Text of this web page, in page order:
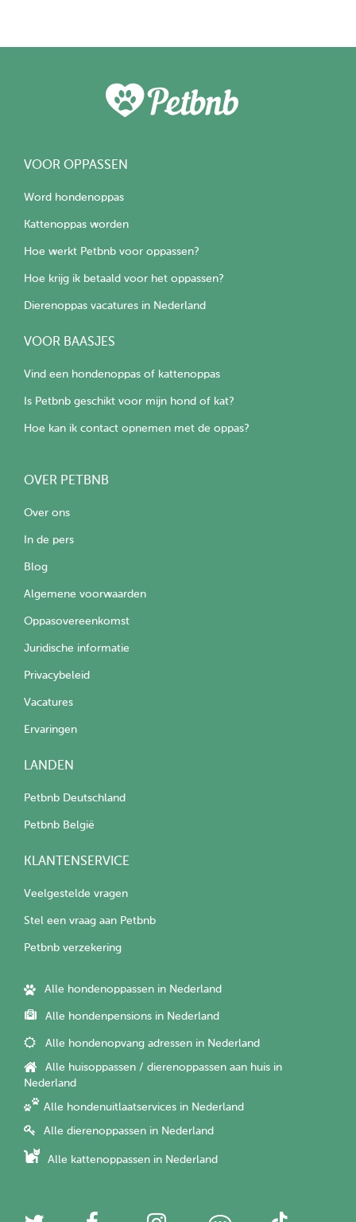
VOOR OPPASSEN
Word hondenoppas
Kattenoppas worden
Hoe werkt Petbnb voor oppassen?
Hoe krijg ik betaald voor het oppassen?
Dierenoppas vacatures in Nederland
VOOR BAASJES
Vind een hondenoppas of kattenoppas
Is Petbnb geschikt voor mijn hond of kat?
Hoe kan ik contact opnemen met de oppas?
OVER PETBNB
Over ons
In de pers
Blog
Algemene voorwaarden
Oppasovereenkomst
Juridische informatie
Privacybeleid
Vacatures
Ervaringen
LANDEN
Petbnb Deutschland
Petbnb België
KLANTENSERVICE
Veelgestelde vragen
Stel een vraag aan Petbnb
Petbnb verzekering
Alle hondenoppassen in Nederland
Alle hondenpensions in Nederland
Alle hondenopvang adressen in Nederland
Alle huisoppassen / dierenoppassen aan huis in
Nederland
Alle hondenuitlaatservices in Nederland
Alle dierenoppassen in Nederland
Alle kattenoppassen in Nederland